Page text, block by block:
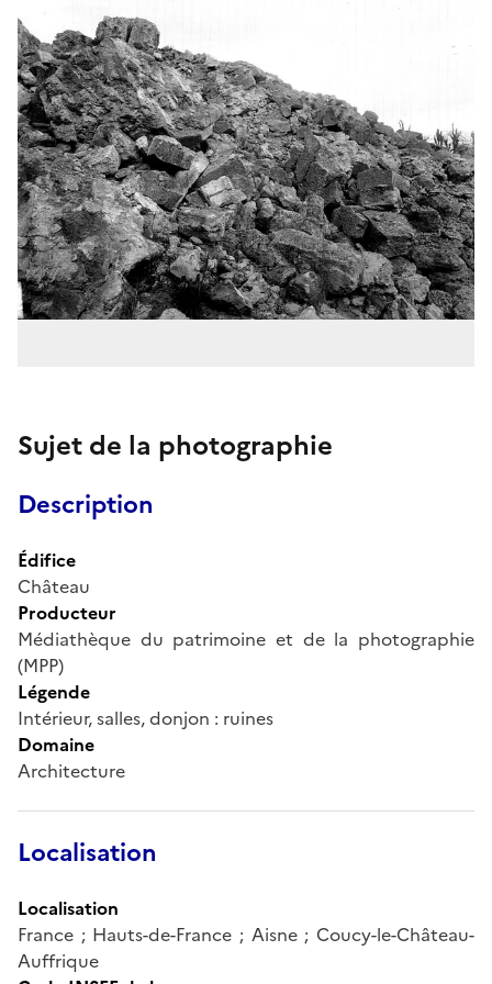
Sujet de la photographie
Description
Édifice
Château
Producteur
Médiathèque du patrimoine et de la photographie
(MPP)
Légende
Intérieur, salles, donjon : ruines
Domaine
Architecture
Localisation
Localisation
France ; Hauts-de-France ; Aisne ; Coucy-le-Château-
Auffrique